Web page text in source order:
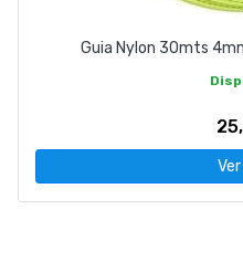
Guia Nylon 30mts